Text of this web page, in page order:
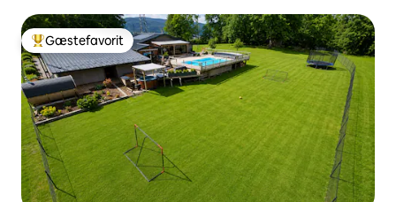
Bedste gæstefavorit
Gæstefavorit